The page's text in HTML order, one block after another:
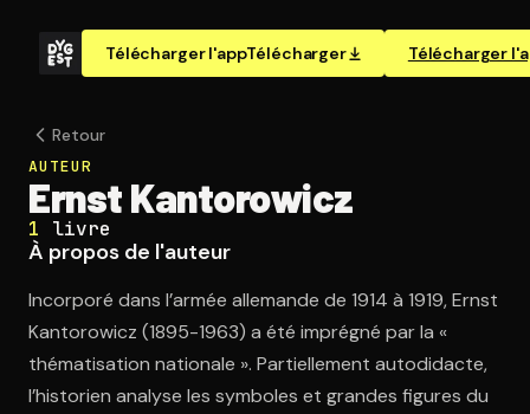
Télécharger l'appTélécharger Télécharger
Retour
AUTEUR
Ernst Kantorowicz
1 livre
À propos de l'auteur
Incorporé dans l’armée allemande de 1914 à 1919, Ernst
Kantorowicz (1895-1963) a été imprégné par la «
thématisation nationale ». Partiellement autodidacte,
l’historien analyse les symboles et grandes figures du